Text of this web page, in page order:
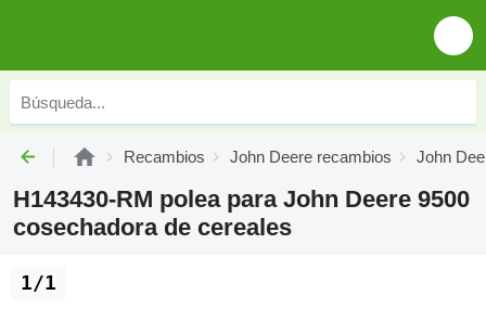
Recambios John Deere recambios John
H143430-RM polea para John Deere 9500
cosechadora de cereales
1/1